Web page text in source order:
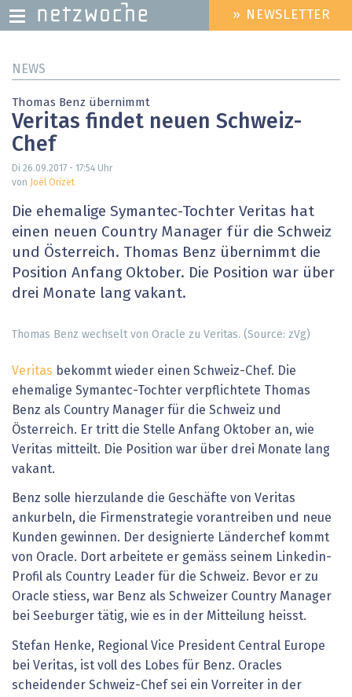
zum
HEADER
MENU
» NEWSLETTER
NEWS
Thomas Benz übernimmt
Veritas findet neuen Schweiz-
Chef
Di 26.09.2017 - 17:54 Uhr
von
Joël Orizet
Die ehemalige Symantec-Tochter Veritas hat
einen neuen Country Manager für die Schweiz
und Österreich. Thomas Benz übernimmt die
Position Anfang Oktober. Die Position war über
drei Monate lang vakant.
Thomas Benz wechselt von Oracle zu Veritas. (Source: zVg)
Veritas bekommt wieder einen Schweiz-Chef. Die
ehemalige Symantec-Tochter verpflichtete Thomas
Benz als Country Manager für die Schweiz und
Österreich. Er tritt die Stelle Anfang Oktober an, wie
Veritas mitteilt. Die Position war über drei Monate lang
vakant.
Benz solle hierzulande die Geschäfte von Veritas
ankurbeln, die Firmenstrategie vorantreiben und neue
Kunden gewinnen. Der designierte Länderchef kommt
von Oracle. Dort arbeitete er gemäss seinem Linkedin-
Profil als Country Leader für die Schweiz. Bevor er zu
Oracle stiess, war Benz als Schweizer Country Manager
bei Seeburger tätig, wie es in der Mitteilung heisst.
Stefan Henke, Regional Vice President Central Europe
bei Veritas, ist voll des Lobes für Benz. Oracles
scheidender Schweiz-Chef sei ein Vorreiter in der